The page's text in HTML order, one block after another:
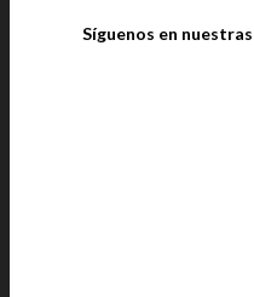
Síguenos en